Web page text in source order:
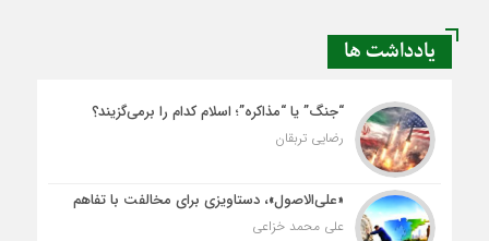
یادداشت ها
“جنگ” یا “مذاکره”؛ اسلام کدام را برمی‌گزیند؟
رضایی تربقان
«علی‌الاصول»، دستاویزی برای مخالفت با تفاهم
علی محمد خزاعی